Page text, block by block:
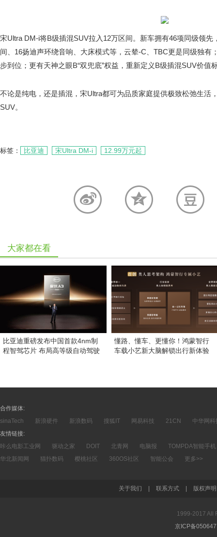
宋Ultra DM-i将B级插混SUV拉入12万区间。新车拥有46项同级领先
间、16扬迪声环绕音响、大床模式等，云辇-C、TBC更是同级独有
步到位；更有天神之眼B“双兜底”权益，重新定义B级插混SUV价值
不论是纯电，还是插混，宋Ultra都可为品质家庭提供极致松弛生活
SUV。
标签： 比亚迪 宋Ultra DM-i 12.99万元起
大家都在看
比亚迪重磅发布中国首款4nm制
程智驾芯片 布局高等级自动驾驶
懂路、懂车、更懂你！鸿蒙智行
车载小艺新大脑解锁出行新体验
合作媒体:
sinaTech
新浪硬件 新浪数码 搜狐IT 网易科技 21CN
中华网科
友情链接:
咔么电影工业网
驱动之家 DOIT 北青网 电脑报
TOMPDA智能手机
华北新闻网
猫扑数码 樱桃社区 360OS社区 智能公会 更多>>
关于我们 联系方式 版权声明
1999-2017 All
京ICP备